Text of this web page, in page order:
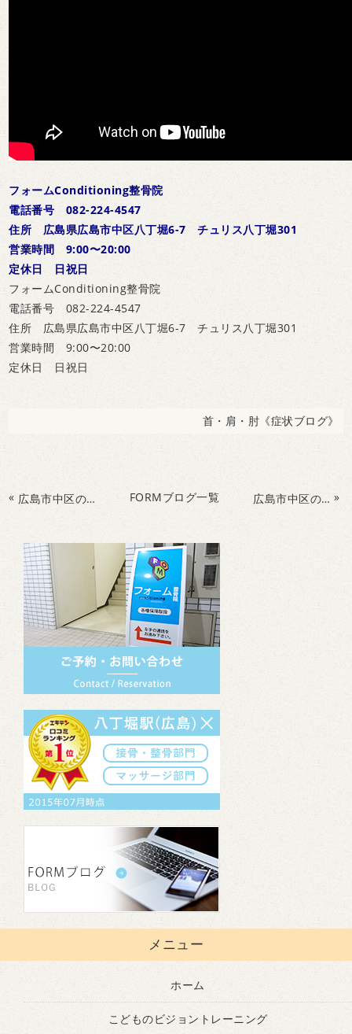
フォームConditioning整骨院
電話番号 082-224-4547
住所 広島県広島市中区八丁堀6-7 チュリス八丁堀301
営業時間 9:00〜20:00
定休日 日祝日
フォームConditioning整骨院
電話番号 082-224-4547
住所 広島県広島市中区八丁堀6-7 チュリス八丁堀301
営業時間 9:00〜20:00
定休日 日祝日
首・肩・肘《症状ブログ》
« 広島市中区のフォームconditioning整骨院 ビジョントレーニング×運動で『肩こり』『眼精疲労』を改善、予防しましょう！ FORMブログ一覧 広島市中区のフォームconditioning整骨院で整体に通っても治らなかった肩こり・眼精疲労を改善しませんか？ »
メニュー
ホーム
こどものビジョントレーニング